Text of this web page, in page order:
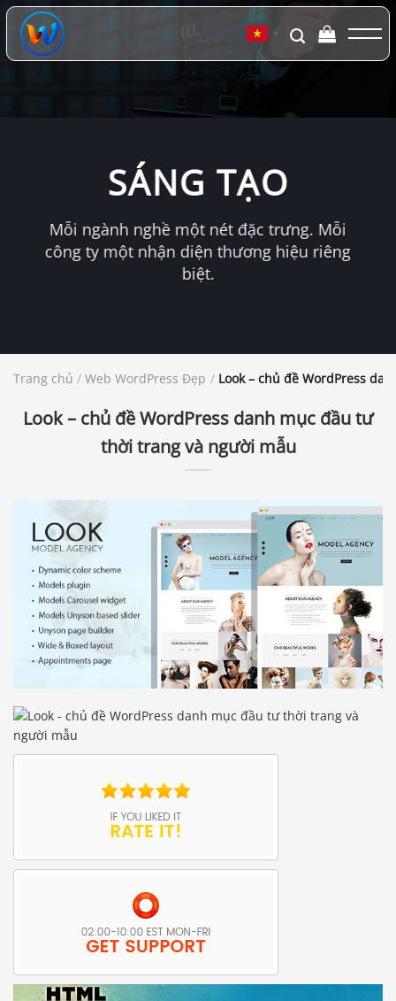
Chuyển
đến
dung
▼
SÁNG TẠO
Mỗi ngành nghề một nét đặc trưng. Mỗi
công ty một nhận diện thương hiệu riêng
biệt.
Trang chủ / Web WordPress Đẹp / Look – chủ đề WordPress
Look – chủ đề WordPress danh mục đầu tư
thời trang và người mẫu